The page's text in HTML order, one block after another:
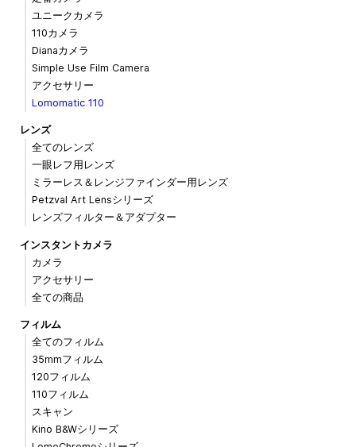
ユニークカメラ
110カメラ
Dianaカメラ
Simple Use Film Camera
アクセサリー
Lomomatic 110
レンズ
全てのレンズ
一眼レフ用レンズ
ミラーレス＆レンジファインダー用レンズ
Petzval Art Lensシリーズ
レンズフィルター＆アダプター
インスタントカメラ
カメラ
アクセサリー
全ての商品
フィルム
全てのフィルム
35mmフィルム
120フィルム
110フィルム
スキャン
Kino B&Wシリーズ